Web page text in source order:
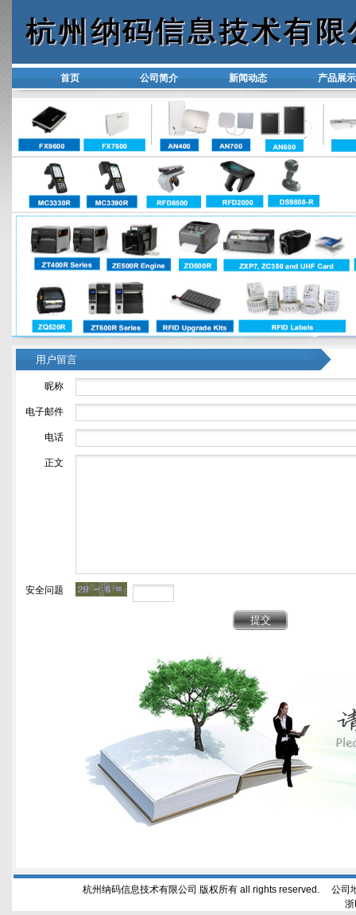
首页 公司简介 新闻动态 产品展示
用户留言
昵称
电子邮件
电话
正文
安全问题
杭州纳码信息技术有限公司 版权所有 all rights reserved. 公司